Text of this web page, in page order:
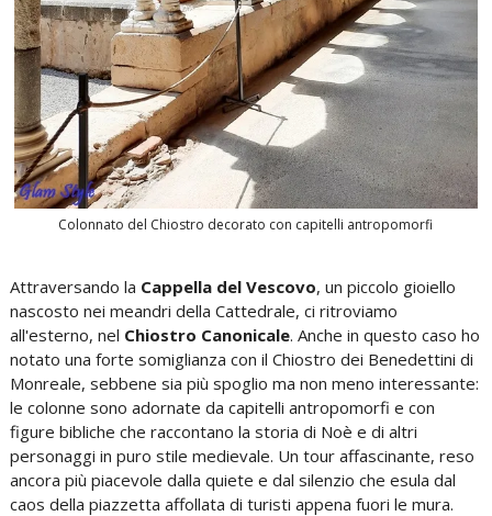
Colonnato del Chiostro decorato con capitelli antropomorfi
Attraversando la Cappella del Vescovo, un piccolo gioiello
nascosto nei meandri della Cattedrale, ci ritroviamo
all'esterno, nel Chiostro Canonicale. Anche in questo caso ho
notato una forte somiglianza con il Chiostro dei Benedettini di
Monreale, sebbene sia più spoglio ma non meno interessante:
le colonne sono adornate da capitelli antropomorfi e con
figure bibliche che raccontano la storia di Noè e di altri
personaggi in puro stile medievale. Un tour affascinante, reso
ancora più piacevole dalla quiete e dal silenzio che esula dal
caos della piazzetta affollata di turisti appena fuori le mura.